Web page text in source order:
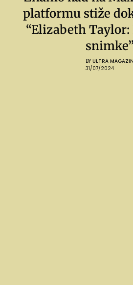
platformu stiže
“Elizabeth
snimke”
BY ULTRA MAGAZIN
31/07/2024